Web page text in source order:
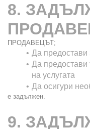
8.
ПРОДАВЕЦЪТ;
Да предостави
Да предостави
на услугата
Да осигури
е задължен.
9.